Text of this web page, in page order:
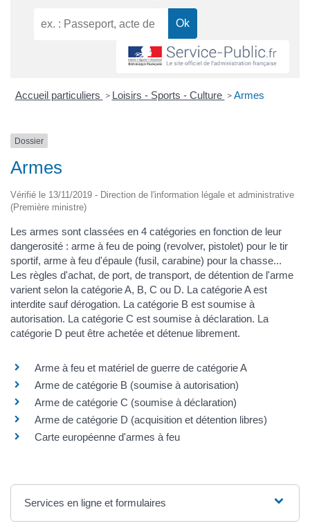
Accueil particuliers > Loisirs - Sports - Culture > Armes
Dossier
Armes
Vérifié le 13/11/2019 - Direction de l'information légale et administrative
(Première ministre)
Les armes sont classées en 4 catégories en fonction de leur
dangerosité : arme à feu de poing (revolver, pistolet) pour le tir
sportif, arme à feu d'épaule (fusil, carabine) pour la chasse...
Les règles d'achat, de port, de transport, de détention de l'arme
varient selon la catégorie A, B, C ou D. La catégorie A est
interdite sauf dérogation. La catégorie B est soumise à
autorisation. La catégorie C est soumise à déclaration. La
catégorie D peut être achetée et détenue librement.
Arme à feu et matériel de guerre de catégorie A
Arme de catégorie B (soumise à autorisation)
Arme de catégorie C (soumise à déclaration)
Arme de catégorie D (acquisition et détention libres)
Carte européenne d'armes à feu
Services en ligne et formulaires